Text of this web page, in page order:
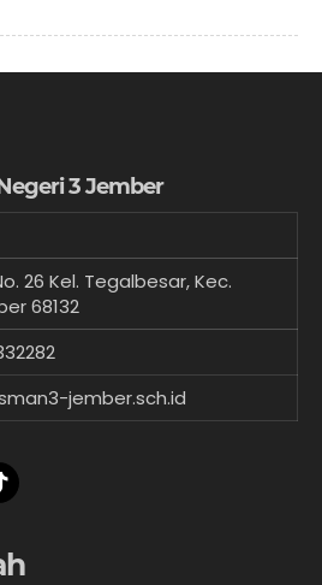
3 Jember
26 Kel. Tegalbesar, Kec.
68132
jember.sch.id